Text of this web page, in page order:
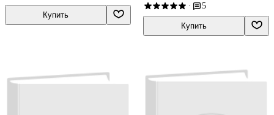
Купить
· 5
Купить